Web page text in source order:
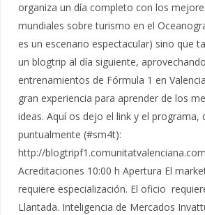
organiza un día completo con los
mundiales sobre turismo en el
es un escenario espectacular) sino que
un blogtrip al día siguiente,
entrenamientos de Fórmula 1 en
gran experiencia para aprender de los
ideas. Aquí os dejo el link y el programa,
puntualmente (#sm4t):
http://
Acreditaciones 10:00 h Apertura El
requiere especialización. El oficio
Llantada. Inteligencia de Mercados